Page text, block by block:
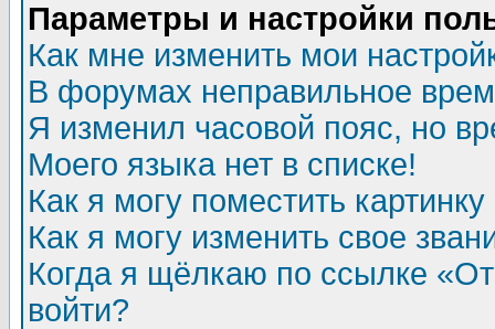
Параметры и настройки
Как мне изменить мои
В форумах неправильное
Я изменил часовой пояс, но
Моего языка нет в списке!
Как я могу поместить
Как я могу изменить свое
Когда я щёлкаю по ссылке
войти?